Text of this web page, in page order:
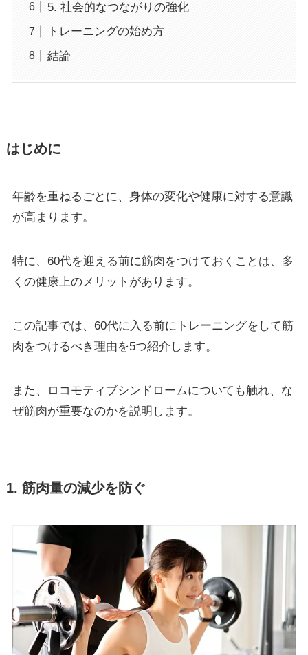
5. 社会的なつながりの強化
トレーニングの始め方
結論
はじめに
年齢を重ねるごとに、身体の変化や健康に対する意識
が高まります。
特に、60代を迎える前に筋肉をつけておくことは、多
くの健康上のメリットがあります。
この記事では、60代に入る前にトレーニングをして筋
肉をつけるべき理由を5つ紹介します。
また、ロコモティブシンドロームについても触れ、な
ぜ筋肉が重要なのかを説明します。
1. 筋肉量の減少を防ぐ